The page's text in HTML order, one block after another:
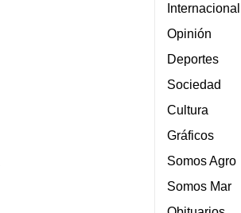
Internacional
Opinión
Deportes
Sociedad
Cultura
Gráficos
Somos Agro
Somos Mar